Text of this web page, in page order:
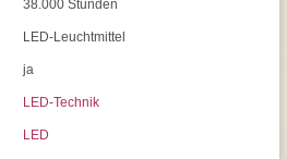
38.000 Stunden
LED-Leuchtmittel
ja
LED-Technik
LED